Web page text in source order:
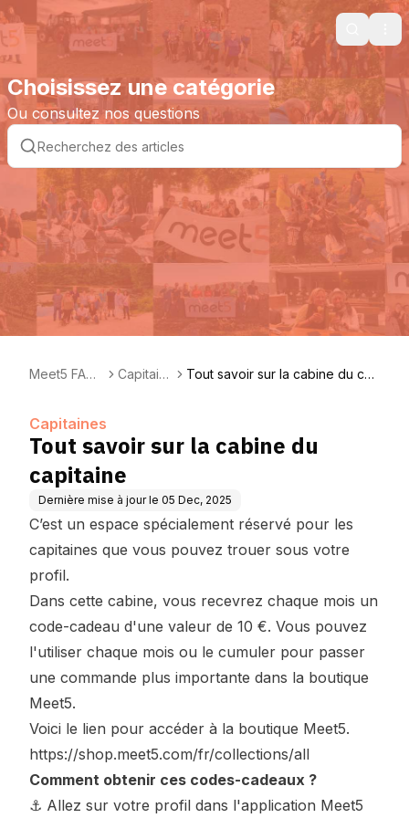
Search
Choisissez une catégorie
Ou consultez nos questions
Meet5 FAQ
Capitain
Tout savoir sur la cabine du cap
Capitaines
Tout savoir sur la cabine du
capitaine
Dernière mise à jour le 05 Dec, 2025
C’est un espace spécialement réservé pour les
capitaines que vous pouvez trouer sous votre
profil.
Dans cette cabine, vous recevrez chaque mois un
code-cadeau d'une valeur de 10 €. Vous pouvez
l'utiliser chaque mois ou le cumuler pour passer
une commande plus importante dans la boutique
Meet5.
Voici le lien pour accéder à la boutique Meet5.
https://shop.meet5.com/fr/collections/all
Comment obtenir ces codes-cadeaux ?
⚓ Allez sur votre profil dans l'application Meet5